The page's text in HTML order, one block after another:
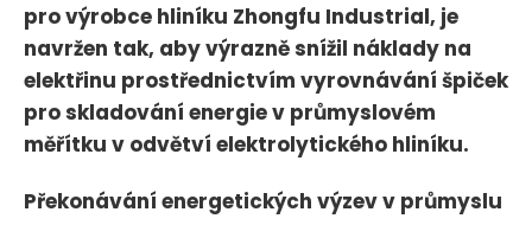
pro výrobce hliníku Zhongfu Industrial, je
navržen tak, aby výrazně snížil náklady na
elektřinu prostřednictvím vyrovnávání špiček
pro skladování energie v průmyslovém
měřítku v odvětví elektrolytického hliníku.
Překonávání energetických výzev v průmyslu